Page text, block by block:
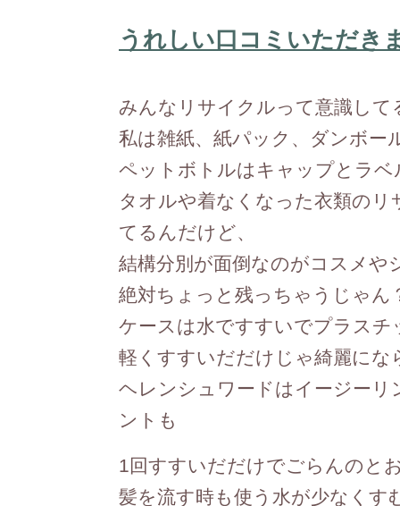
うれしい口コミいただき
みんなリサイクルって意識して
私は雑紙、紙パック、ダンボー
ペットボトルはキャップとラ
タオルや着なくなった衣類の
てるんだけど、
結構分別が面倒なのがコスメや
絶対ちょっと残っちゃうじゃん
ケースは水ですすいでプラス
軽くすすいだだけじゃ綺麗にな
ヘレンシュワードはイージー
ントも
1回すすいだだけでごらんのと
髪を流す時も使う水が少なく